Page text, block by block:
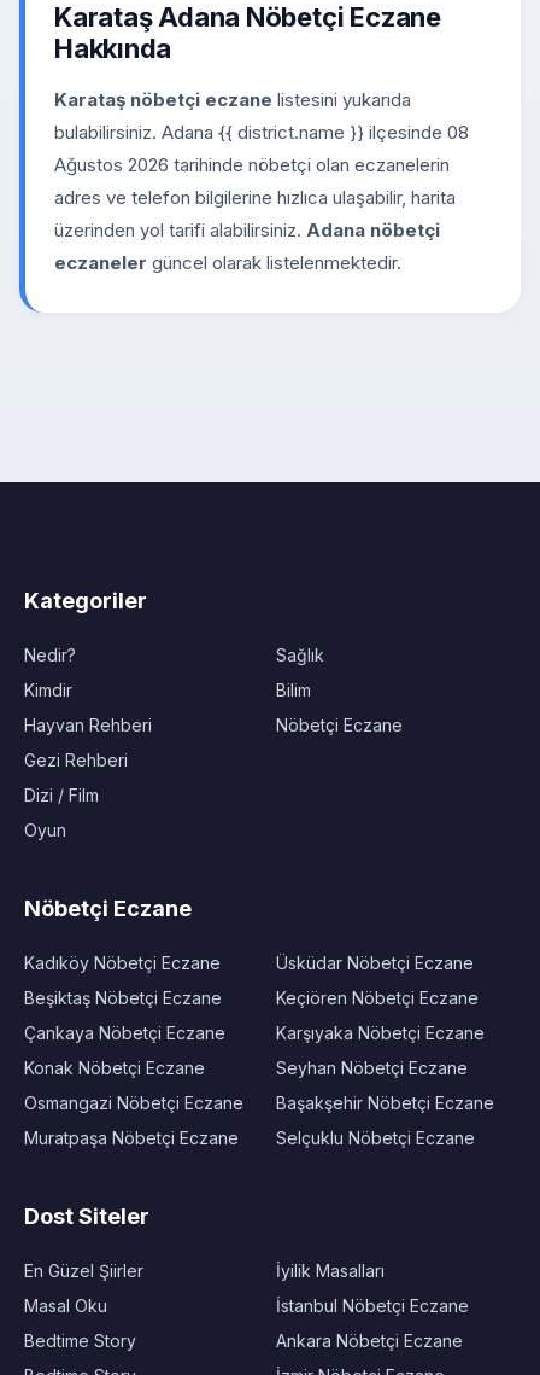
Karataş Adana Nöbetçi Eczane
Hakkında
Karataş nöbetçi eczane listesini yukarıda
bulabilirsiniz. Adana {{ district.name }} ilçesinde 08
Ağustos 2026 tarihinde nöbetçi olan eczanelerin
adres ve telefon bilgilerine hızlıca ulaşabilir, harita
üzerinden yol tarifi alabilirsiniz. Adana nöbetçi
eczaneler güncel olarak listelenmektedir.
Kategoriler
Nedir?
Kimdir
Hayvan Rehberi
Gezi Rehberi
Dizi / Film
Oyun
Sağlık
Bilim
Nöbetçi Eczane
Nöbetçi Eczane
Kadıköy Nöbetçi Eczane
Beşiktaş Nöbetçi Eczane
Çankaya Nöbetçi Eczane
Konak Nöbetçi Eczane
Osmangazi Nöbetçi Eczane
Muratpaşa Nöbetçi Eczane
Üsküdar Nöbetçi Eczane
Keçiören Nöbetçi Eczane
Karşıyaka Nöbetçi Eczane
Seyhan Nöbetçi Eczane
Başakşehir Nöbetçi Eczane
Selçuklu Nöbetçi Eczane
Dost Siteler
En Güzel Şiirler
Masal Oku
Bedtime Story
İyilik Masalları
İstanbul Nöbetçi Eczane
Ankara Nöbetçi Eczane